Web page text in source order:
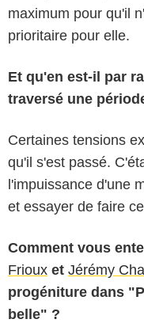
maximum pour qu'il
prioritaire pour elle.
Et qu'en est-il par
traversé une
Certaines tensions
qu'il s'est passé.
l'impuissance d'une
et essayer de faire
Comment vous
Frioux et Jérémy
progéniture dans
belle" ?